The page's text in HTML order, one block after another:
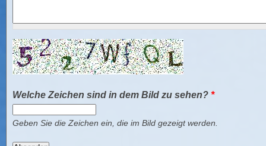
Welche Zeichen sind in dem Bild zu sehen? *
Geben Sie die Zeichen ein, die im Bild gezeigt werden.